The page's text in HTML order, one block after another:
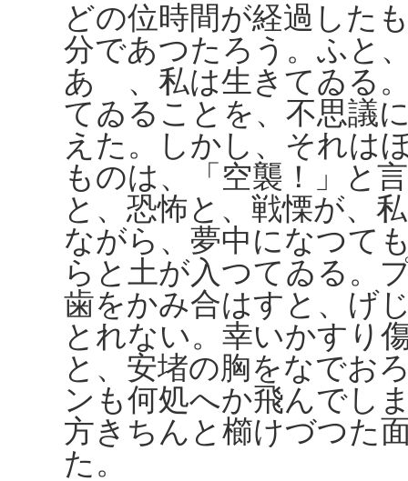
どの位時間が経過した
分であつたろう。ふと
あゝ、私は生きてゐる
てゐることを、不思議
えた。しかし、それは
ものは、「空襲！」と
と、恐怖と、戦慄が、
ながら、夢中になつて
らと土が入つてゐる。
歯をかみ合はすと、げ
とれない。幸いかすり
と、安堵の胸をなでお
ンも何処へか飛んでし
方きちんと櫛けづつた
た。